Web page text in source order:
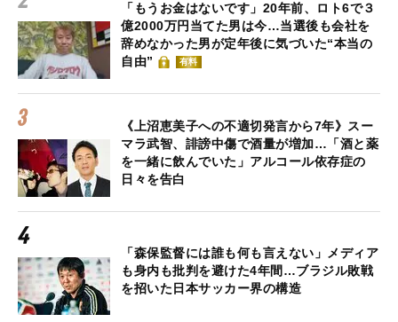
「もうお金はないです」20年前、ロト6で３
億2000万円当てた男は今…当選後も会社を
辞めなかった男が定年後に気づいた“本当の
自由”
有料
《上沼恵美子への不適切発言から7年》スー
マラ武智、誹謗中傷で酒量が増加…「酒と薬
を一緒に飲んでいた」アルコール依存症の
日々を告白
「森保監督には誰も何も言えない」メディア
も身内も批判を避けた4年間…ブラジル敗戦
を招いた日本サッカー界の構造